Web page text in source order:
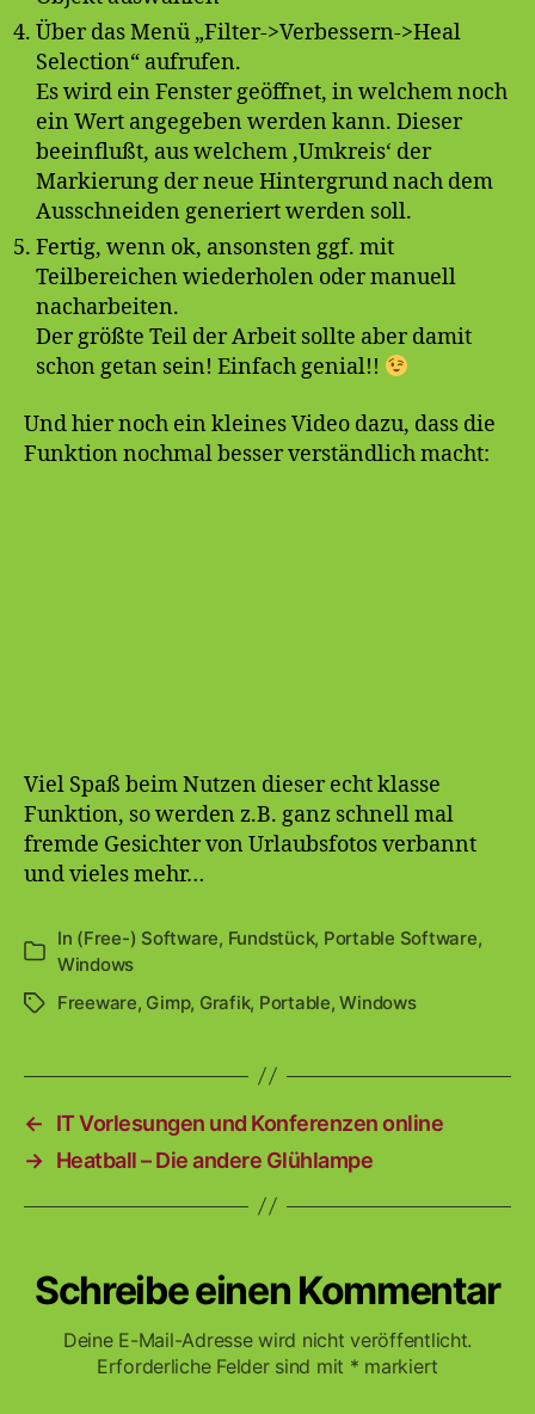
Über das Menü „Filter->Verbessern->Heal
Selection“ aufrufen.
Es wird ein Fenster geöffnet, in welchem noch
ein Wert angegeben werden kann. Dieser
beeinflußt, aus welchem ‚Umkreis‘ der
Markierung der neue Hintergrund nach dem
Ausschneiden generiert werden soll.
Fertig, wenn ok, ansonsten ggf. mit
Teilbereichen wiederholen oder manuell
nacharbeiten.
Der größte Teil der Arbeit sollte aber damit
schon getan sein! Einfach genial!!
Und hier noch ein kleines Video dazu, dass die
Funktion nochmal besser verständlich macht:
Viel Spaß beim Nutzen dieser echt klasse
Funktion, so werden z.B. ganz schnell mal
fremde Gesichter von Urlaubsfotos verbannt
und vieles mehr…
Kategorien
In (Free-) Software, Fundstück, Portable Software,
Windows
Schlagwörter
Freeware, Gimp, Grafik, Portable,Windows
←
IT Vorlesungen und Konferenzen online
→ Heatball – Die andere Glühlampe
Schreibe einen Kommentar
Deine E-Mail-Adresse wird nicht veröffentlicht.
Erforderliche Felder sind mit * markiert